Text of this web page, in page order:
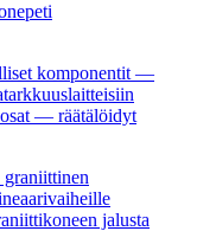
— räätälöidyt
jalusta